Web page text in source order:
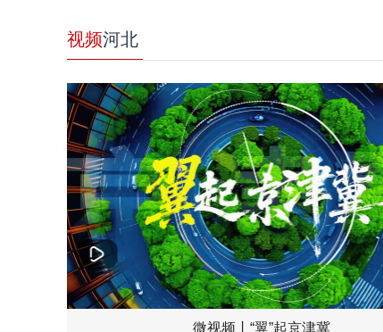
视频河北
微视频丨“翼”起京津冀